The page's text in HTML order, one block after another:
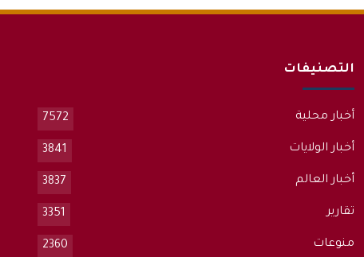
التصنيفات
أخبار محلية 7572
أخبار الولايات 3841
أخبار العالم 3837
تقارير 3351
منوعات 2360